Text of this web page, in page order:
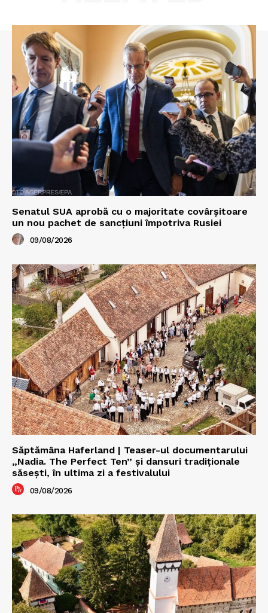
Senatul SUA aprobă cu o majoritate covârșitoare
un nou pachet de sancțiuni împotriva Rusiei
09/08/2026
Săptămâna Haferland | Teaser-ul documentarului
„Nadia. The Perfect Ten” şi dansuri tradiţionale
săseşti, în ultima zi a festivalului
09/08/2026